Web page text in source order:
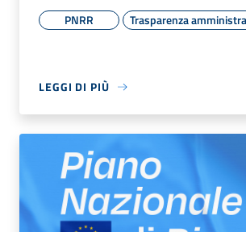
PNRR Trasparenza
LEGGI DI PIÙ